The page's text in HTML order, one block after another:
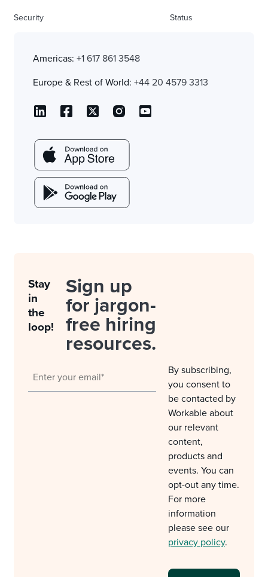
Security Status
Americas: +1 617 861 3548
Europe & Rest of World: +44 20 4579 3313
Stay
in
the
loop!
Sign up
for jargon-
free hiring
resources.
By subscribing,
you consent to
be contacted by
Workable about
our relevant
content,
products and
events. You can
opt-out any time.
For more
information
please see our
privacy policy.